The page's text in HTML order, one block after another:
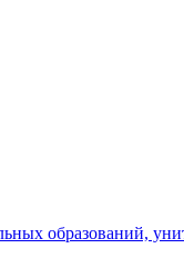
образований,